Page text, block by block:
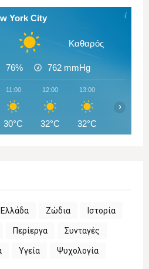
York City
Καθαρός
76% 762 mmHg
11:00
30°C
12:00
32°C
13:00
32°C
›
Ελλάδα Ζώδια Ιστορία
Περίεργα Συνταγές
Υγεία Ψυχολογία